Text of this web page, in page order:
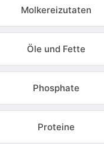
Molkereizutaten
Öle und Fette
Phosphate
Proteine